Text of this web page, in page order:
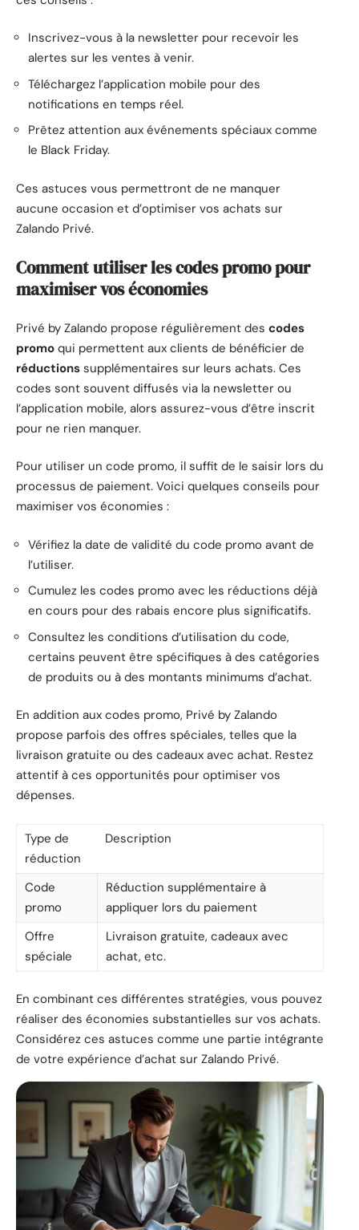
Inscrivez-vous à la newsletter pour recevoir les
alertes sur les ventes à venir.
Téléchargez l’application mobile pour des
notifications en temps réel.
Prêtez attention aux événements spéciaux comme
le Black Friday.
Ces astuces vous permettront de ne manquer
aucune occasion et d’optimiser vos achats sur
Zalando Privé.
Comment utiliser les codes promo pour
maximiser vos économies
Privé by Zalando propose régulièrement des codes
promo qui permettent aux clients de bénéficier de
réductions supplémentaires sur leurs achats. Ces
codes sont souvent diffusés via la newsletter ou
l’application mobile, alors assurez-vous d’être inscrit
pour ne rien manquer.
Pour utiliser un code promo, il suffit de le saisir lors du
processus de paiement. Voici quelques conseils pour
maximiser vos économies :
Vérifiez la date de validité du code promo avant de
l’utiliser.
Cumulez les codes promo avec les réductions déjà
en cours pour des rabais encore plus significatifs.
Consultez les conditions d’utilisation du code,
certains peuvent être spécifiques à des catégories
de produits ou à des montants minimums d’achat.
En addition aux codes promo, Privé by Zalando
propose parfois des offres spéciales, telles que la
livraison gratuite ou des cadeaux avec achat. Restez
attentif à ces opportunités pour optimiser vos
dépenses.
Type de
réduction
Description
Code
promo
Réduction supplémentaire à
appliquer lors du paiement
Offre
spéciale
Livraison gratuite, cadeaux avec
achat, etc.
En combinant ces différentes stratégies, vous pouvez
réaliser des économies substantielles sur vos achats.
Considérez ces astuces comme une partie intégrante
de votre expérience d’achat sur Zalando Privé.